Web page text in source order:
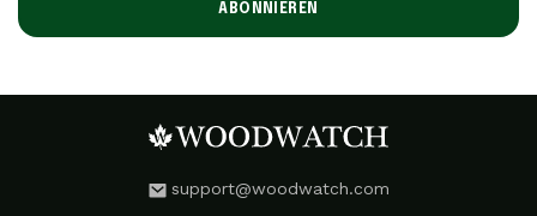
ABONNIEREN
support@woodwatch.com